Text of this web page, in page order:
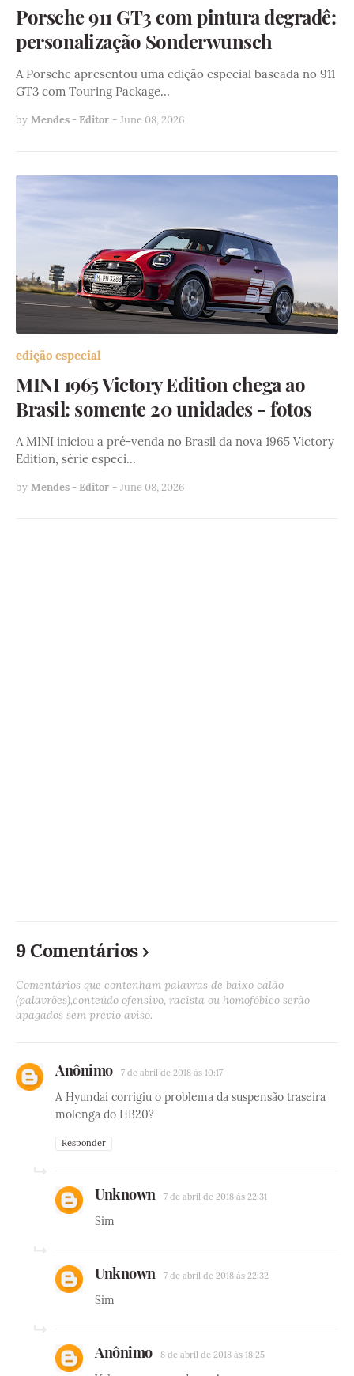
Porsche 911 GT3 com pintura degradê:
personalização Sonderwunsch
A Porsche apresentou uma edição especial baseada no 911
GT3 com Touring Package…
by Mendes - Editor - June 08, 2026
edição especial
MINI 1965 Victory Edition chega ao
Brasil: somente 20 unidades - fotos
A MINI iniciou a pré-venda no Brasil da nova 1965 Victory
Edition, série especi…
by Mendes - Editor - June 08, 2026
9 Comentários
Comentários que contenham palavras de baixo calão
(palavrões),conteúdo ofensivo, racista ou homofóbico serão
apagados sem prévio aviso.
Anônimo 7 de abril de 2018 às 10:17
A Hyundai corrigiu o problema da suspensão traseira
molenga do HB20?
Responder
Unknown 7 de abril de 2018 às 22:31
Sim
Unknown 7 de abril de 2018 às 22:32
Sim
Anônimo 8 de abril de 2018 às 18:25